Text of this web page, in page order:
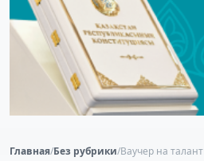
Главная/Без рубрики/Ваучер на талант